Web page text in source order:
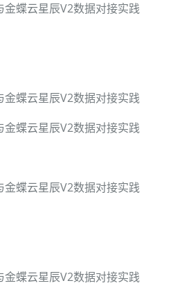
蝶云星辰V2数据对接实践
蝶云星辰V2数据对接实践
蝶云星辰V2数据对接实践
蝶云星辰V2数据对接实践
蝶云星辰V2数据对接实践